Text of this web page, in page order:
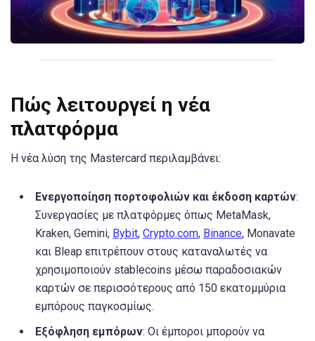
Πώς λειτουργεί η νέα
πλατφόρμα
Η νέα λύση της Mastercard περιλαμβάνει:​
Ενεργοποίηση πορτοφολιών και έκδοση καρτών:
Συνεργασίες με πλατφόρμες όπως MetaMask,
Kraken, Gemini, Bybit, Crypto.com, Binance, Monavate
και Bleap επιτρέπουν στους καταναλωτές να
χρησιμοποιούν stablecoins μέσω παραδοσιακών
καρτών σε περισσότερους από 150 εκατομμύρια
εμπόρους παγκοσμίως.​
Εξόφληση εμπόρων: Οι έμποροι μπορούν να